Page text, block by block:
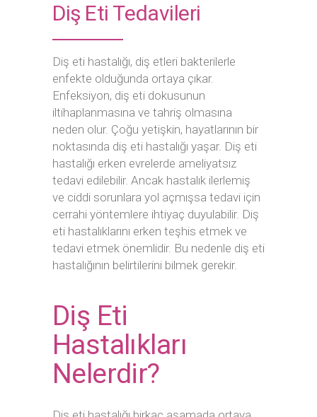
Diş Eti Tedavileri
Diş eti hastalığı, diş etleri bakterilerle
enfekte olduğunda ortaya çıkar.
Enfeksiyon, diş eti dokusunun
iltihaplanmasına ve tahriş olmasına
neden olur. Çoğu yetişkin, hayatlarının bir
noktasında diş eti hastalığı yaşar. Diş eti
hastalığı erken evrelerde ameliyatsız
tedavi edilebilir. Ancak hastalık ilerlemiş
ve ciddi sorunlara yol açmışsa tedavi için
cerrahi yöntemlere ihtiyaç duyulabilir. Diş
eti hastalıklarını erken teşhis etmek ve
tedavi etmek önemlidir. Bu nedenle diş eti
hastalığının belirtilerini bilmek gerekir.
Diş Eti
Hastalıkları
Nelerdir?